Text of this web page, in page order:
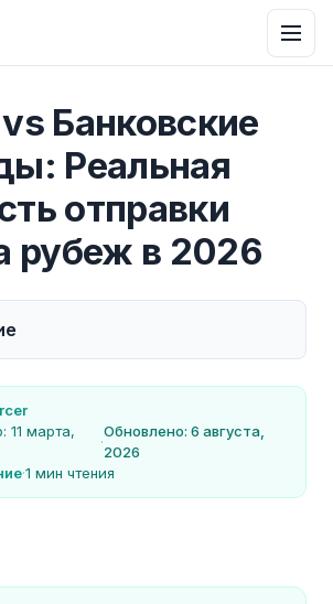
Банковские
Реальная
отправки
рубеж в 2026
11 марта,
·
Обновлено: 6 августа,
2026
·1 мин чтения